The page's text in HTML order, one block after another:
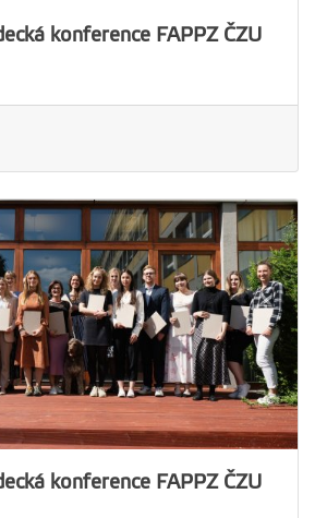
konference FAPPZ ČZU
konference FAPPZ ČZU